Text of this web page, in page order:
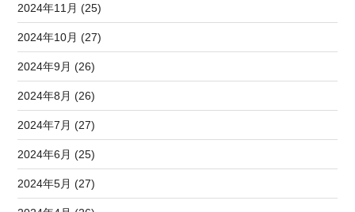
2024年11月 (25)
2024年10月 (27)
2024年9月 (26)
2024年8月 (26)
2024年7月 (27)
2024年6月 (25)
2024年5月 (27)